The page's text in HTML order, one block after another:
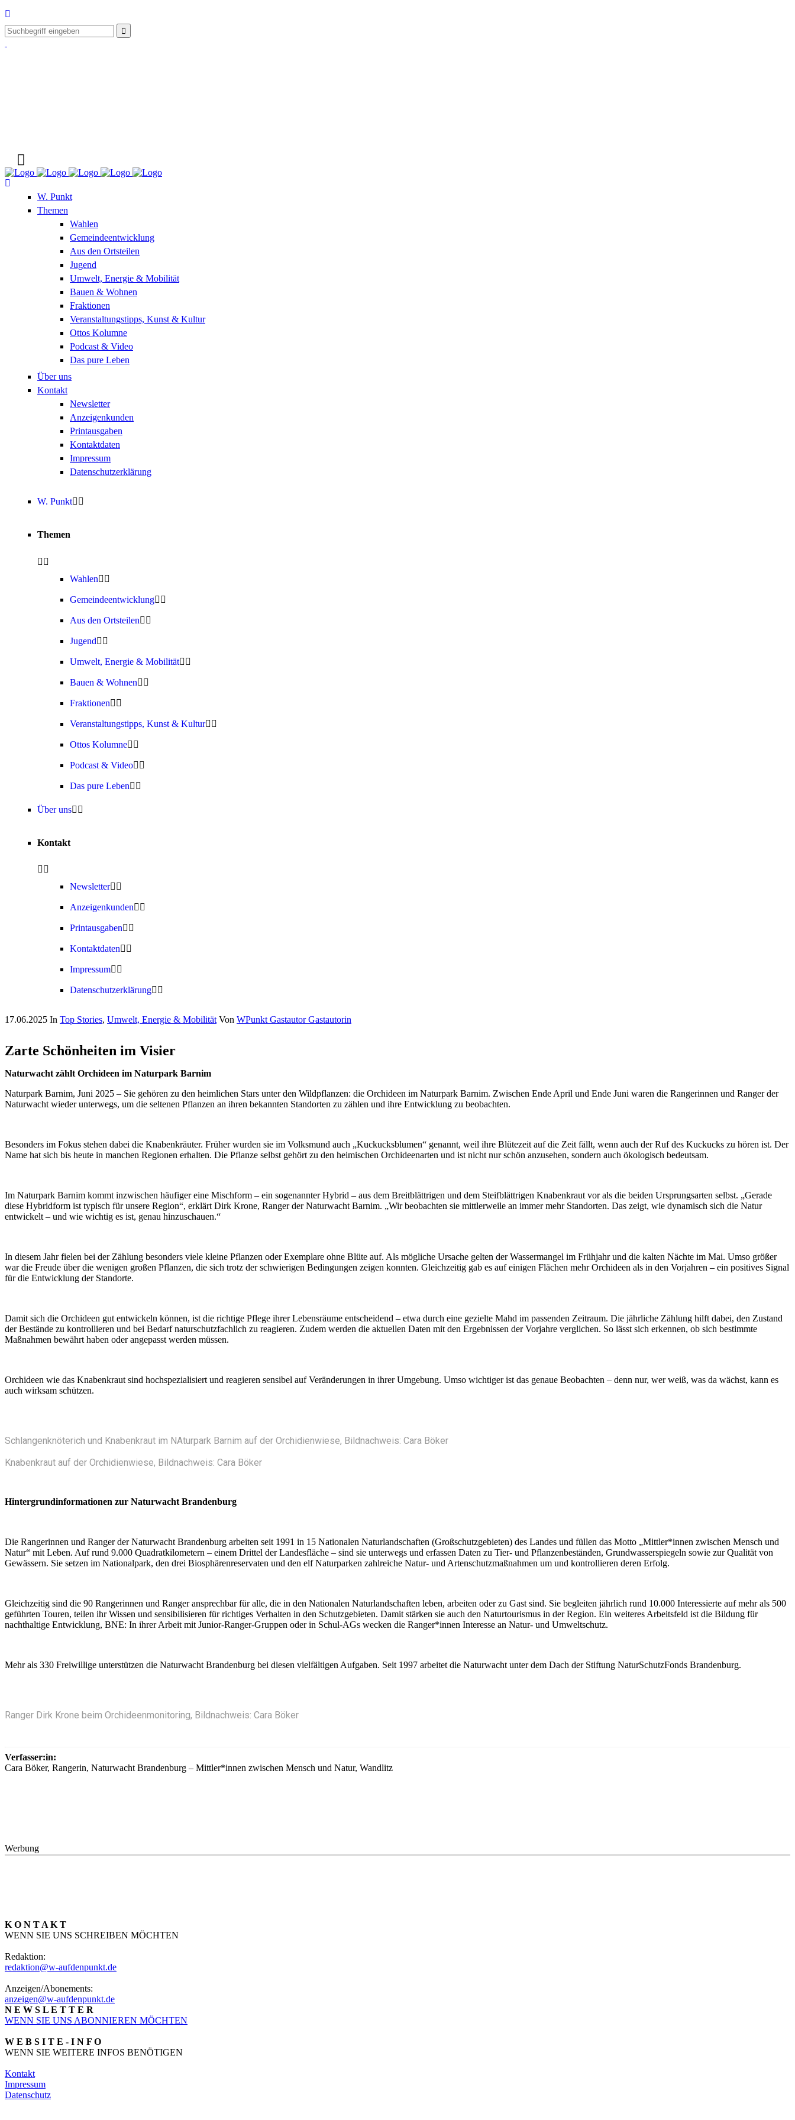
W. Punkt
Themen
Wahlen
Gemeindeentwicklung
Aus den Ortsteilen
Jugend
Umwelt, Energie & Mobilität
Bauen & Wohnen
Fraktionen
Veranstaltungstipps, Kunst & Kultur
Ottos Kolumne
Podcast & Video
Das pure Leben
Über uns
Kontakt
Newsletter
Anzeigenkunden
Printausgaben
Kontaktdaten
Impressum
Datenschutzerklärung
W. Punkt
Themen
Wahlen
Gemeindeentwicklung
Aus den Ortsteilen
Jugend
Umwelt, Energie & Mobilität
Bauen & Wohnen
Fraktionen
Veranstaltungstipps, Kunst & Kultur
Ottos Kolumne
Podcast & Video
Das pure Leben
Über uns
Kontakt
Newsletter
Anzeigenkunden
Printausgaben
Kontaktdaten
Impressum
Datenschutzerklärung
17.06.2025 In Top Stories, Umwelt, Energie & Mobilität Von WPunkt Gastautor Gastautorin
Zarte Schönheiten im Visier
Naturwacht zählt Orchideen im Naturpark Barnim
Naturpark Barnim, Juni 2025 – Sie gehören zu den heimlichen Stars unter den Wildpflanzen: die Orchideen im Naturpark Barnim. Zwischen Ende April und Ende Juni waren die Rangerinnen und Ranger der
Naturwacht wieder unterwegs, um die seltenen Pflanzen an ihren bekannten Standorten zu zählen und ihre Entwicklung zu beobachten.
Besonders im Fokus stehen dabei die Knabenkräuter. Früher wurden sie im Volksmund auch „Kuckucksblumen“ genannt, weil ihre Blütezeit auf die Zeit fällt, wenn auch der Ruf des Kuckucks zu hören ist. Der
Name hat sich bis heute in manchen Regionen erhalten. Die Pflanze selbst gehört zu den heimischen Orchideenarten und ist nicht nur schön anzusehen, sondern auch ökologisch bedeutsam.
Im Naturpark Barnim kommt inzwischen häufiger eine Mischform – ein sogenannter Hybrid – aus dem Breitblättrigen und dem Steifblättrigen Knabenkraut vor als die beiden Ursprungsarten selbst. „Gerade
diese Hybridform ist typisch für unsere Region“, erklärt Dirk Krone, Ranger der Naturwacht Barnim. „Wir beobachten sie mittlerweile an immer mehr Standorten. Das zeigt, wie dynamisch sich die Natur
entwickelt – und wie wichtig es ist, genau hinzuschauen.“
In diesem Jahr fielen bei der Zählung besonders viele kleine Pflanzen oder Exemplare ohne Blüte auf. Als mögliche Ursache gelten der Wassermangel im Frühjahr und die kalten Nächte im Mai. Umso größer
war die Freude über die wenigen großen Pflanzen, die sich trotz der schwierigen Bedingungen zeigen konnten. Gleichzeitig gab es auf einigen Flächen mehr Orchideen als in den Vorjahren – ein positives Signal
für die Entwicklung der Standorte.
Damit sich die Orchideen gut entwickeln können, ist die richtige Pflege ihrer Lebensräume entscheidend – etwa durch eine gezielte Mahd im passenden Zeitraum. Die jährliche Zählung hilft dabei, den Zustand
der Bestände zu kontrollieren und bei Bedarf naturschutzfachlich zu reagieren. Zudem werden die aktuellen Daten mit den Ergebnissen der Vorjahre verglichen. So lässt sich erkennen, ob sich bestimmte
Maßnahmen bewährt haben oder angepasst werden müssen.
Orchideen wie das Knabenkraut sind hochspezialisiert und reagieren sensibel auf Veränderungen in ihrer Umgebung. Umso wichtiger ist das genaue Beobachten – denn nur, wer weiß, was da wächst, kann es
auch wirksam schützen.
Schlangenknöterich und Knabenkraut im NAturpark Barnim auf der Orchidienwiese, Bildnachweis: Cara Böker
Knabenkraut auf der Orchidienwiese, Bildnachweis: Cara Böker
Hintergrundinformationen zur Naturwacht Brandenburg
Die Rangerinnen und Ranger der Naturwacht Brandenburg arbeiten seit 1991 in 15 Nationalen Naturlandschaften (Großschutzgebieten) des Landes und füllen das Motto „Mittler*innen zwischen Mensch und
Natur“ mit Leben. Auf rund 9.000 Quadratkilometern – einem Drittel der Landesfläche – sind sie unterwegs und erfassen Daten zu Tier- und Pflanzenbeständen, Grundwasserspiegeln sowie zur Qualität von
Gewässern. Sie setzen im Nationalpark, den drei Biosphärenreservaten und den elf Naturparken zahlreiche Natur- und Artenschutzmaßnahmen um und kontrollieren deren Erfolg.
Gleichzeitig sind die 90 Rangerinnen und Ranger ansprechbar für alle, die in den Nationalen Naturlandschaften leben, arbeiten oder zu Gast sind. Sie begleiten jährlich rund 10.000 Interessierte auf mehr als 500
geführten Touren, teilen ihr Wissen und sensibilisieren für richtiges Verhalten in den Schutzgebieten. Damit stärken sie auch den Naturtourismus in der Region. Ein weiteres Arbeitsfeld ist die Bildung für
nachthaltige Entwicklung, BNE: In ihrer Arbeit mit Junior-Ranger-Gruppen oder in Schul-AGs wecken die Ranger*innen Interesse an Natur- und Umweltschutz.
Mehr als 330 Freiwillige unterstützen die Naturwacht Brandenburg bei diesen vielfältigen Aufgaben. Seit 1997 arbeitet die Naturwacht unter dem Dach der Stiftung NaturSchutzFonds Brandenburg.
Ranger Dirk Krone beim Orchideenmonitoring, Bildnachweis: Cara Böker
Verfasser:in:
Cara Böker, Rangerin, Naturwacht Brandenburg – Mittler*innen zwischen Mensch und Natur, Wandlitz
Werbung
K O N T A K T
WENN SIE UNS SCHREIBEN MÖCHTEN
Redaktion:
redaktion@w-aufdenpunkt.de
Anzeigen/Abonements:
anzeigen@w-aufdenpunkt.de
N E W S L E T T E R
WENN SIE UNS ABONNIEREN MÖCHTEN
W E B S I T E - I N F O
WENN SIE WEITERE INFOS BENÖTIGEN
Kontakt
Impressum
Datenschutz